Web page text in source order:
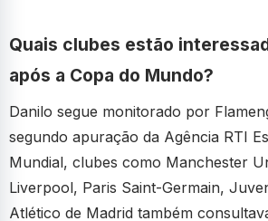
Quais clubes estão
após a Copa do Mundo?
Danilo segue monitorado por
segundo apuração da Agência RTI
Mundial, clubes como Manchester
Liverpool, Paris Saint-Germain,
Atlético de Madrid também